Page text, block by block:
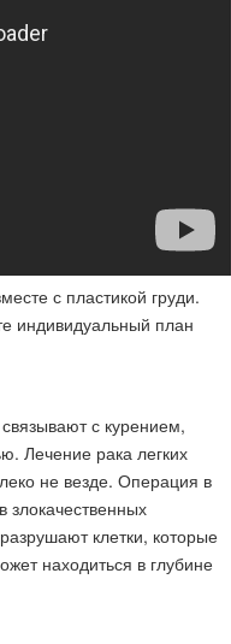
с пластикой груди.
индивидуальный план
с курением,
Лечение рака легких
не везде. Операция в
клетки, которые
находиться в глубине